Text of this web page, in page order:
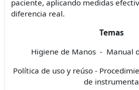
paciente, aplicando medidas
diferencia real.
Temas
Higiene de Manos - Manual
Política de uso y reúso -
de